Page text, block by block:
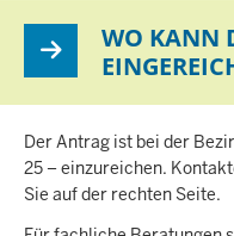
WO KANN
Der Antrag ist bei der
25 – einzureichen.
Sie auf der rechten Seite.